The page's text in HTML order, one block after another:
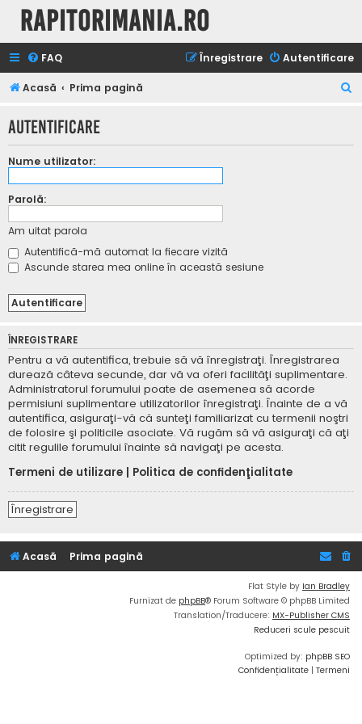
Rapitorimania.ro
FAQ Autentificare
Înregistrare
Acasă Prima pagină
t
Autentificare
Nume utilizator:
Parolă:
Am uitat parola
Autentifică-mă automat la fiecare vizită
Ascunde starea mea online în această sesiune
ÎNREGISTRARE
Pentru a vă autentifica, trebuie să vă înregistraţi. Înregistrarea
durează câteva secunde, dar vă va oferi facilităţi suplimentare.
Administratorul forumului poate de asemenea să acorde
permisiuni suplimentare utilizatorilor înregistraţi. Înainte de a vă
autentifica, asiguraţi-vă că sunteţi familiarizat cu termenii noştri
de folosire şi politicile asociate. Vă rugăm să vă asiguraţi că aţi
citit regulile forumului înainte să navigaţi pe acesta.
Termeni de utilizare
Politica de confidenţialitate
Înregistrare
Acasă Prima pagină
Flat Style by Ian Bradley
Furnizat de phpBB® Forum Software © phpBB Limited
Translation/Traducere: MX-Publisher CMS
Reduceri scule pescuit
Optimized by: phpBB SEO
Confidențialitate | Termeni